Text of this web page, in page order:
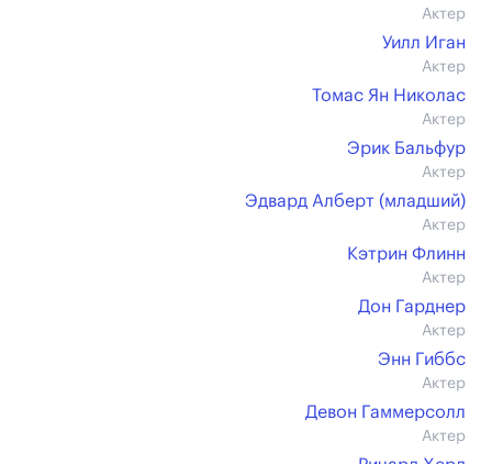
Актер
Уилл Иган
Актер
Томас Ян Николас
Актер
Эрик Бальфур
Актер
Эдвард Алберт (младший)
Актер
Кэтрин Флинн
Актер
Дон Гарднер
Актер
Энн Гиббс
Актер
Девон Гаммерсолл
Актер